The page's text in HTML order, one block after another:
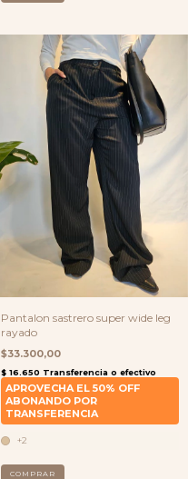
Pantalon sastrero super wide leg
rayado
$33.300,00
+2
COMPRAR